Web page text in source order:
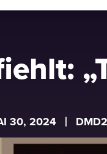
30, 2024